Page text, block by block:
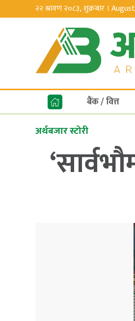
२२ श्रावण २०८३, शुक्रबार ।
बैंक / वित्त
अर्थबजार स्टोरी